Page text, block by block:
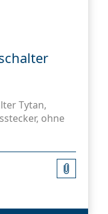
Tytan,
ohne